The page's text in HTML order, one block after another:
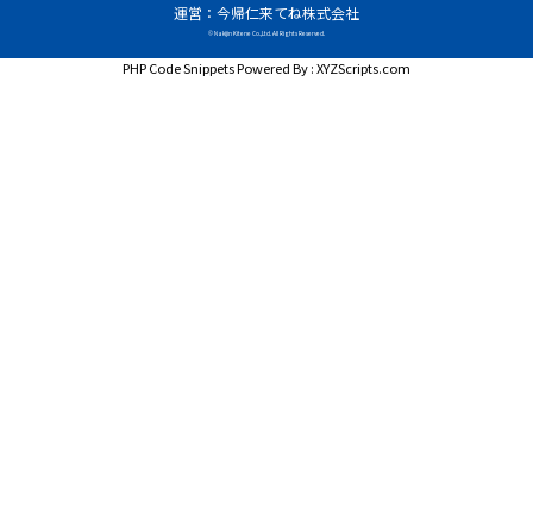
運営：今帰仁来てね株式会社
© Nakijin Kitene Co.,Ltd. All Rights Reserved.
PHP Code SnippetsPowered By :XYZScripts.com